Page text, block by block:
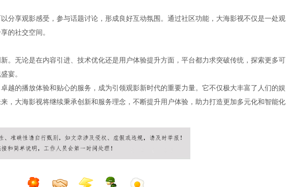
分享观影感受，参与话题讨论，形成良好互动氛围。通过社区功能，大海影视不仅是一处观
的社交空间。
。无论是在内容引进、技术优化还是用户体验提升方面，平台都力求突破传统，探索更多可
宴。
越的播放体验和贴心的服务，成为引领观影新时代的重要力量。它不仅极大丰富了人们的娱
，大海影视将继续秉承创新和服务理念，不断提升用户体验，助力打造更加多元化和智能化